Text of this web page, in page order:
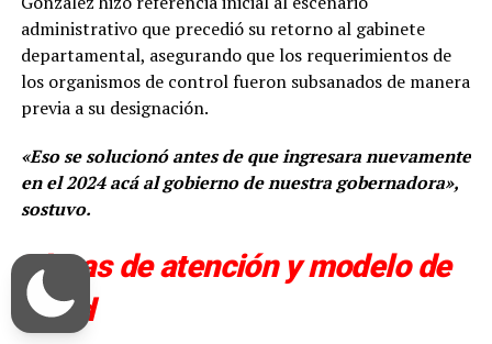
administrativo que precedió su retorno al gabinete
departamental, asegurando que los requerimientos de
los organismos de control fueron subsanados de manera
previa a su designación.
«Eso se solucionó antes de que ingresara nuevamente
en el 2024 acá al gobierno de nuestra gobernadora»,
sostuvo.
Líneas de atención y modelo de
salud